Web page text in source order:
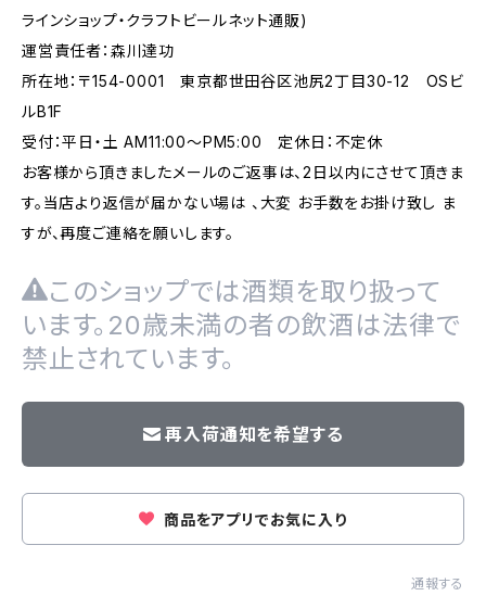
ラインショップ・クラフトビールネット通販)
運営責任者：森川達功
所在地：〒154-0001 東京都世田谷区池尻2丁目30-12 OSビ
ルB1F
受付：平日・土 AM11:00～PM5:00 定休日：不定休
お客様から頂きましたメールのご返事は、2日以内にさせて頂きま
す。当店より返信が届かない場は 、大変 お手数をお掛け致し ま
すが、再度ご連絡を願いします。
このショップでは酒類を取り扱って
います。20歳未満の者の飲酒は法律で
禁止されています。
再入荷通知を希望する
商品をアプリでお気に入り
通報する